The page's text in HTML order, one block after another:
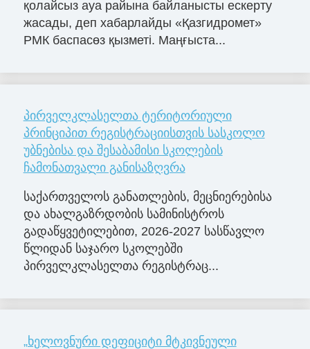
қолайсыз ауа райына байланысты ескерту
жасады, деп хабарлайды «Қазгидромет»
РМК баспасөз қызметі. Маңғыста...
პირველკლასელთა ტერიტორიული
პრინციპით რეგისტრაციისთვის სასკოლო
უბნებისა და შესაბამისი სკოლების
ჩამონათვალი განისაზღვრა
საქართველოს განათლების, მეცნიერებისა
და ახალგაზრდობის სამინისტროს
გადაწყვეტილებით, 2026-2027 სასწავლო
წლიდან საჯარო სკოლებში
პირველკლასელთა რეგისტრაც...
„ხელოვნური დეფიციტი მტკივნეული